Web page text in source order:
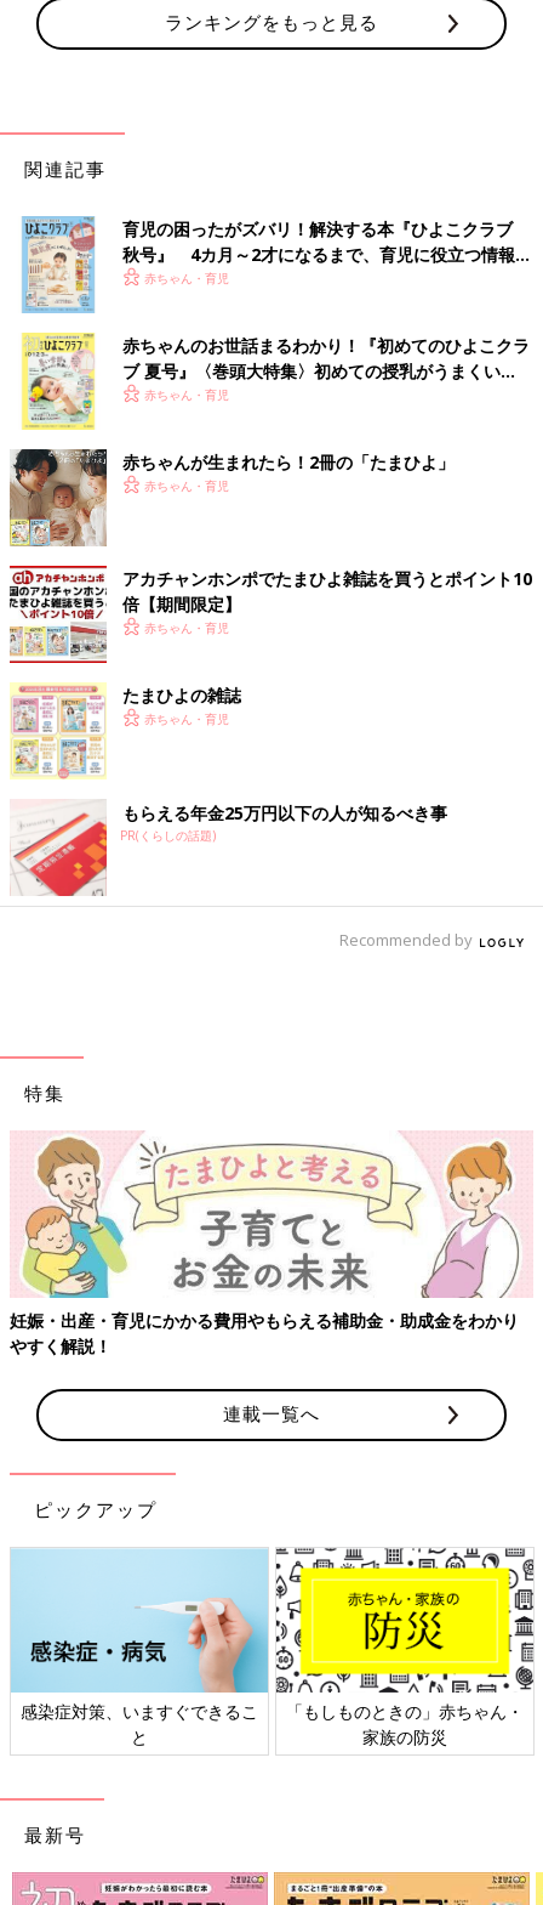
ランキングをもっと見る
関連記事
育児の困ったがズバリ！解決する本『ひよこクラブ
秋号』 4カ月～2才になるまで、育児に役立つ情報が
いっぱい！
赤ちゃん・育児
赤ちゃんのお世話まるわかり！『初めてのひよこクラ
ブ 夏号』〈巻頭大特集〉初めての授乳がうまくい
く！ おっぱい・ミルクの基本と夏のトラブル 解決テ
赤ちゃん・育児
赤ちゃんが生まれたら！2冊の「たまひよ」
赤ちゃん・育児
アカチャンホンポでたまひよ雑誌を買うとポイント10
倍【期間限定】
赤ちゃん・育児
たまひよの雑誌
赤ちゃん・育児
もらえる年金25万円以下の人が知るべき事
PR(くらしの話題)
Recommended by
特集
妊娠・出産・育児にかかる費用やもらえる補助金・助成金をわかり
やすく解説！
連載一覧へ
ピックアップ
感染症対策、いますぐできるこ
と
「もしものときの」赤ちゃん・
家族の防災
最新号